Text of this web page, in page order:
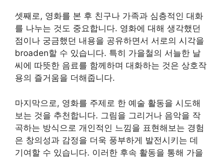
셋째로, 영화를 본 후 친구나 가족과 심층적인 대화
를 나누는 것도 중요합니다. 영화에 대해 생각했던
점이나 궁금했던 내용을 공유하면서 서로의 시각을
broaden할 수 있습니다. 특히 가을철의 서늘한 날
씨에 따뜻한 음료를 함께하며 대화하는 것은 상호작
용의 즐거움을 더해줍니다.
마지막으로, 영화를 주제로 한 예술 활동을 시도해
보는 것을 추천합니다. 그림을 그리거나 음악을 작
곡하는 방식으로 개인적인 느낌을 표현해보는 경험
은 창의성과 감정을 더욱 풍부하게 발전시키는 데
기여할 수 있습니다. 이러한 후속 활동을 통해 가을